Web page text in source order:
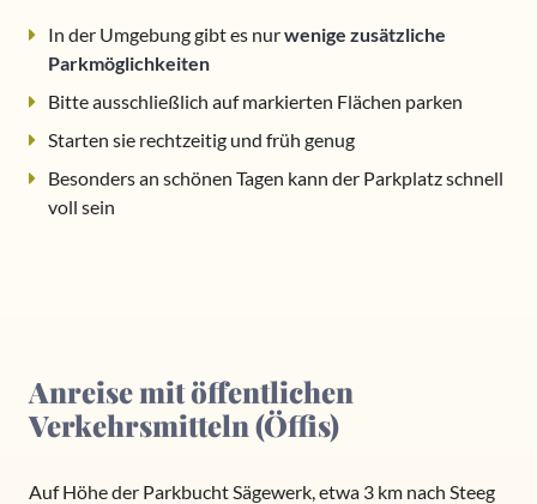
In der Umgebung gibt es nurwenige zusätzliche
Parkmöglichkeiten
Bitte ausschließlich auf markierten Flächen parken
Starten sie rechtzeitig und früh genug
Besonders an schönen Tagen kann der Parkplatz schnell
voll sein
Anreise mit öffentlichen
Verkehrsmitteln (Öffis)
Auf Höhe der Parkbucht Sägewerk, etwa 3 km nach Steeg